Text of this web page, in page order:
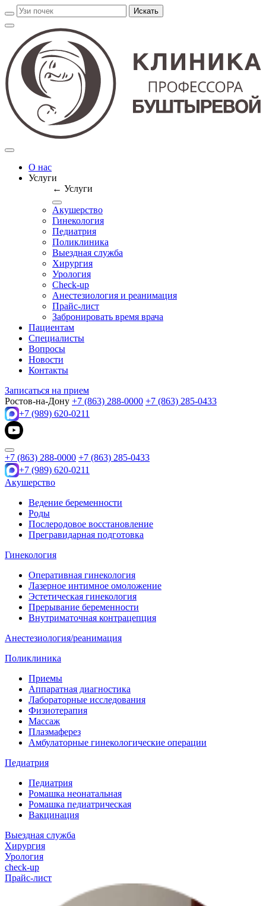
О нас
Услуги
← Услуги
Акушерство
Гинекология
Педиатрия
Поликлиника
Выездная служба
Хирургия
Урология
Check-up
Анестезиология и реанимация
Прайс-лист
Забронировать время врача
Пациентам
Специалисты
Вопросы
Новости
Контакты
Записаться на прием
Ростов-на-Дону +7 (863) 288-0000 +7 (863) 285-0433
+7 (989) 620-0211
+7 (863) 288-0000 +7 (863) 285-0433
+7 (989) 620-0211
Акушерство
Ведение беременности
Роды
Послеродовое восстановление
Прегравидарная подготовка
Гинекология
Оперативная гинекология
Лазерное интимное омоложение
Эстетическая гинекология
Прерывание беременности
Внутриматочная контрацепция
Анестезиология/реанимация
Поликлиника
Приемы
Аппаратная диагностика
Лабораторные исследования
Физиотерапия
Массаж
Плазмаферез
Амбулаторные гинекологические операции
Педиатрия
Педиатрия
Ромашка неонатальная
Ромашка педиатрическая
Вакцинация
Выездная служба
Хирургия
Урология
check-up
Прайс-лист